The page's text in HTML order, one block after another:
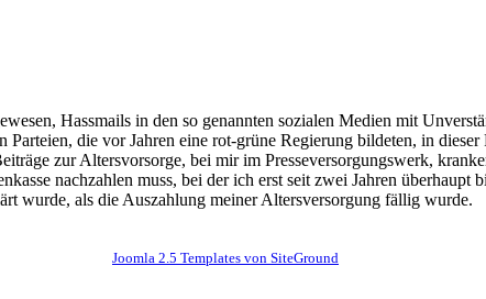
Hassmails in den so genannten sozialen Medien mit
die vor Jahren eine rot-grüne Regierung bildeten, in
zur Altersvorsorge, bei mir im Presseversorgungswerk,
nachzahlen muss, bei der ich erst seit zwei Jahren überhaupt
wurde, als die Auszahlung meiner Altersversorgung fällig wurde.
Joomla 2.5 Templates von SiteGround